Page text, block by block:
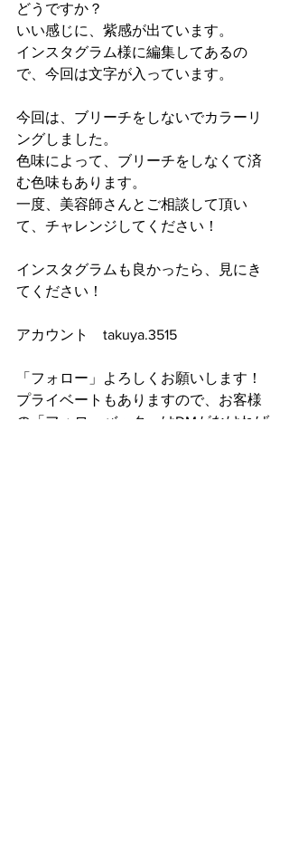
どうですか？
いい感じに、紫感が出ています。
インスタグラム様に編集してあるの
で、今回は文字が入っています。
今回は、ブリーチをしないでカラーリ
ングしました。
色味によって、ブリーチをしなくて済
む色味もあります。
一度、美容師さんとご相談して頂い
て、チャレンジしてください！
インスタグラムも良かったら、見にき
てください！
アカウント　takuya.3515
「フォロー」よろしくお願いします！
プライベートもありますので、お客様
の「フォローバック」はDMがなければ